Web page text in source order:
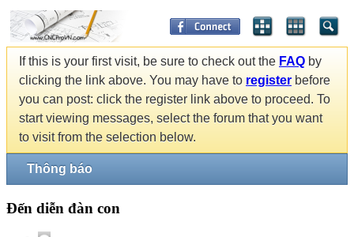
If this is your first visit, be sure to check out the FAQ by
clicking the link above. You may have to register before
you can post: click the register link above to proceed. To
start viewing messages, select the forum that you want
to visit from the selection below.
Thông báo
Đến diễn đàn con